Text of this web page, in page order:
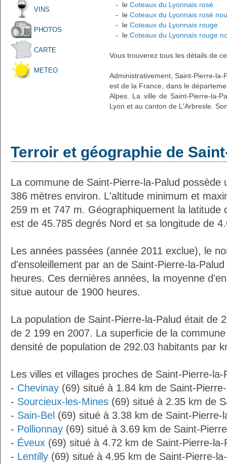
VINS
PHOTOS
CARTE
METEO
- le Coteaux du Lyonnais rosé
- le Coteaux du Lyonnais rosé
- le Coteaux du Lyonnais rouge
- le Coteaux du Lyonnais rouge
Vous trouverez tous les détails de
Administrativement, Saint-Pierre-
est de la France, dans le
Alpes. La ville de Saint-Pierre-la-
Lyon et au canton de L'Arbresle.
Terroir et géographie de
La commune de Saint-Pierre-la-Palud possède
386 mètres environ. L'altitude minimum et
259 m et 747 m. Géographiquement la latitude
est de 45.785 degrés Nord et sa longitude de
Les années passées (année 2011 exclue), le
d'ensoleillement par an de Saint-Pierre-la-
heures. Ces dernières années, la moyenne
situe autour de 1900 heures.
La population de Saint-Pierre-la-Palud était de
de 2 199 en 2007. La superficie de la
densité de population de 292.03 habitants par
Les villes et villages proches de Saint-Pierre-la-
- Chevinay (69) situé à 1.84 km de Saint-
- Sourcieux-les-Mines (69) situé à 2.35 km de
- Sain-Bel (69) situé à 3.38 km de Saint-Pierre-
- Pollionnay (69) situé à 3.69 km de Saint-
- Éveux (69) situé à 4.72 km de Saint-Pierre-la-
- Lentilly (69) situé à 4.95 km de Saint-Pierre-